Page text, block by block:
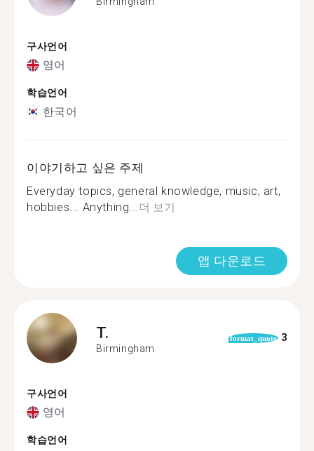
구사언어
영어
학습언어
한국어
이야기하고 싶은 주제
Everyday topics, general knowledge, music, art,
hobbies... Anything... 더 보기
앱 다운로드
T.
Birmingham
format_quote 3
구사언어
영어
학습언어